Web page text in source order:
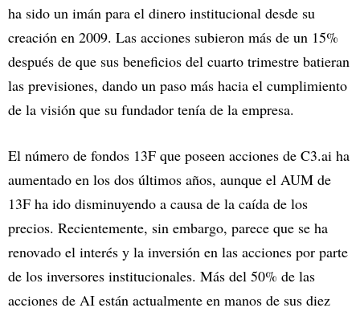
ha sido un imán para el dinero institucional desde su
creación en 2009. Las acciones subieron más de un 15%
después de que sus beneficios del cuarto trimestre batieran
las previsiones, dando un paso más hacia el cumplimiento
de la visión que su fundador tenía de la empresa.
El número de fondos 13F que poseen acciones de C3.ai ha
aumentado en los dos últimos años, aunque el AUM de
13F ha ido disminuyendo a causa de la caída de los
precios. Recientemente, sin embargo, parece que se ha
renovado el interés y la inversión en las acciones por parte
de los inversores institucionales. Más del 50% de las
acciones de AI están actualmente en manos de sus diez